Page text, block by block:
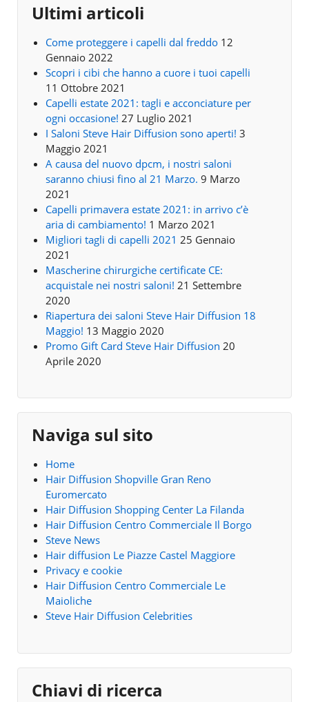
Ultimi articoli
Come proteggere i capelli dal freddo 12
Gennaio 2022
Scopri i cibi che hanno a cuore i tuoi capelli
11 Ottobre 2021
Capelli estate 2021: tagli e acconciature per
ogni occasione! 27 Luglio 2021
I Saloni Steve Hair Diffusion sono aperti! 3
Maggio 2021
A causa del nuovo dpcm, i nostri saloni
saranno chiusi fino al 21 Marzo. 9 Marzo
2021
Capelli primavera estate 2021: in arrivo c’è
aria di cambiamento! 1 Marzo 2021
Migliori tagli di capelli 2021 25 Gennaio
2021
Mascherine chirurgiche certificate CE:
acquistale nei nostri saloni! 21 Settembre
2020
Riapertura dei saloni Steve Hair Diffusion 18
Maggio! 13 Maggio 2020
Promo Gift Card Steve Hair Diffusion 20
Aprile 2020
Naviga sul sito
Home
Hair Diffusion Shopville Gran Reno
Euromercato
Hair Diffusion Shopping Center La Filanda
Hair Diffusion Centro Commerciale Il Borgo
Steve News
Hair diffusion Le Piazze Castel Maggiore
Privacy e cookie
Hair Diffusion Centro Commerciale Le
Maioliche
Steve Hair Diffusion Celebrities
Chiavi di ricerca